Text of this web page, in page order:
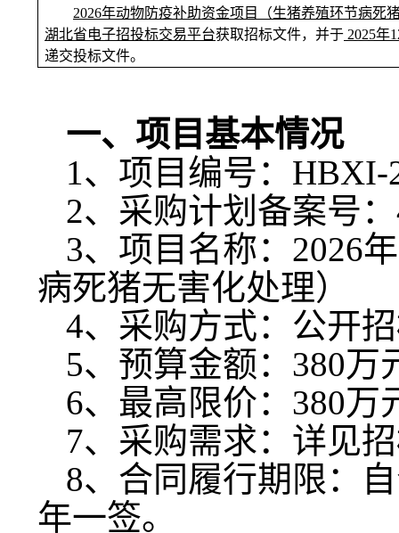
2026年动物防疫补助资金项目（生猪养殖环节病死
湖北省电子招投标交易平台获取招标文件，并于 2025年
递交投标文件。
一、项目基本情况
1、项目编号： HBXI-
2、 采购计划备案号：
3、 项目名称： 2026
病死猪无害化处理）
4、 采购方式：公开
5、 预算金额： 380万
6、 最高限价： 380万
7、 采购需求：详见
8、 合同履行期限：
年一签。